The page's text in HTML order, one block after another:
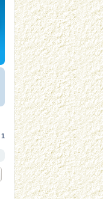
Расширенный поиск
1